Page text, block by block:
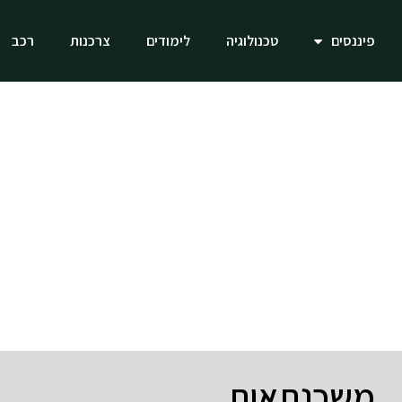
פיננסים טכנולוגיה לימודים צרכנות רכב